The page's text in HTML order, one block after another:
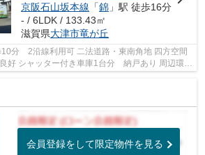
京阪石山坂本線 「錦 」駅 徒歩16分
- / 6LDK / 133.43㎡
滋賀県大津市竜が丘
分 2沿線利用可 二法道路・東南角地 四方空間
好 シャッター付き車庫1台分 納戸あり 周辺環境
会員登録をして限定物件を見る